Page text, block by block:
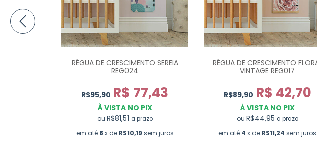
RÉGUA DE CRESCIMENTO SEREIA
REG024
R$95,90 R$ 77,43
À VISTA NO PIX
ou R$81,51 a prazo
em até 8 x de R$10,19 sem juros
RÉGUA DE CRESCIMENTO
VINTAGE REG017
R$89,90 R$ 42,70
À VISTA NO PIX
ou R$44,95 a prazo
em até 4 x de R$11,24 sem juros